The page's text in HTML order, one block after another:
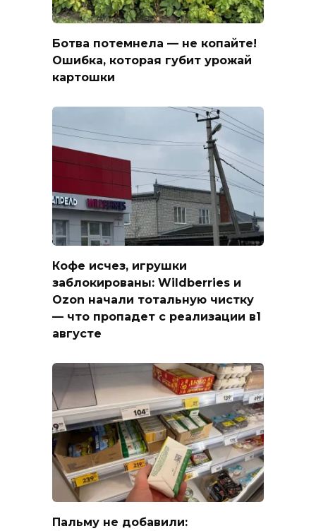
Ботва потемнела — не копайте!
Ошибка, которая губит урожай
картошки
Кофе исчез, игрушки
заблокированы: Wildberries и
Ozon начали тотальную чистку
— что пропадет с реализации в1
августе
Пальму не добавили: